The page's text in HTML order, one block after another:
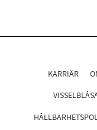
KARRIÄR